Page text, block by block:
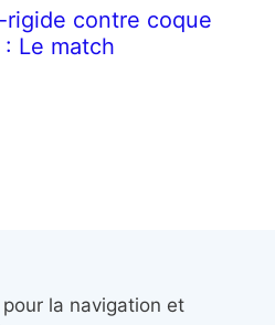
rigide contre coque
Le match
la navigation et